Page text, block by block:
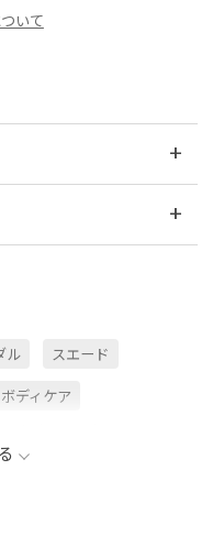
いて
ル スエード
ボディケア